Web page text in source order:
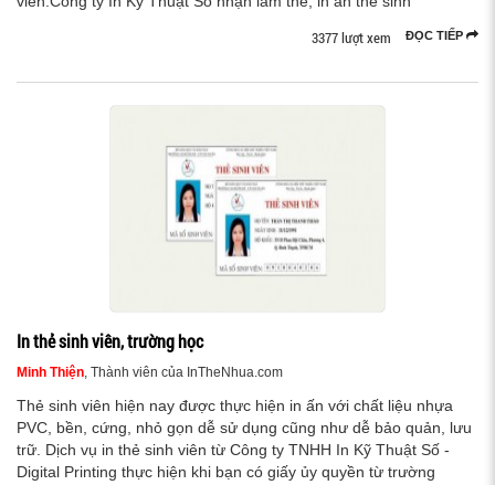
ĐỌC TIẾP
3377 lượt xem
In thẻ sinh viên, trường học
Minh Thiện, Thành viên của InTheNhua.com
Thẻ sinh viên hiện nay được thực hiện in ấn với chất liệu nhựa
PVC, bền, cứng, nhỏ gọn dễ sử dụng cũng như dễ bảo quản, lưu
trữ. Dịch vụ in thẻ sinh viên từ Công ty TNHH In Kỹ Thuật Số -
Digital Printing thực hiện khi bạn có giấy ủy quyền từ trường